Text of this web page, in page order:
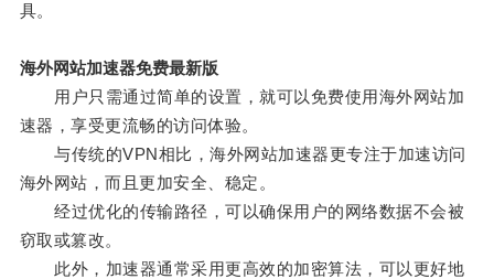
具。
海外网站加速器免费最新版
用户只需通过简单的设置，就可以免费使用海外网站加
速器，享受更流畅的访问体验。
与传统的VPN相比，海外网站加速器更专注于加速访问
海外网站，而且更加安全、稳定。
经过优化的传输路径，可以确保用户的网络数据不会被
窃取或篡改。
此外，加速器通常采用更高效的加密算法，可以更好地